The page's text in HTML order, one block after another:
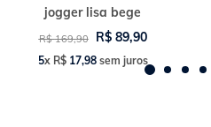
jogger lisa bege
R$ 169,90 R$ 89,90
5x R$ 17,98sem juros